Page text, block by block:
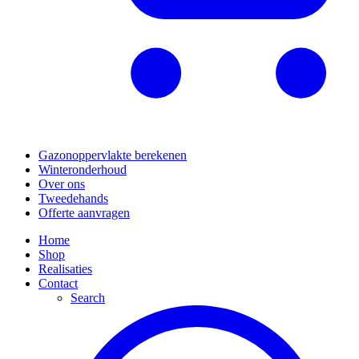
Gazonoppervlakte berekenen
Winteronderhoud
Over ons
Tweedehands
Offerte aanvragen
Home
Shop
Realisaties
Contact
Search